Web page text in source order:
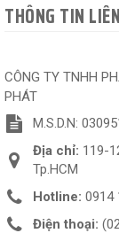
THÔNG TIN
CÔNG TY TNHH
PHÁT
M.S.D.N:
Địa chỉ: 119-
Tp.HCM
Hotline: 0914
Điện thoại: